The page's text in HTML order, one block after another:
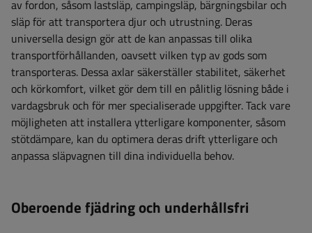
av fordon, såsom lastsläp, campingsläp, bärgningsbilar och
släp för att transportera djur och utrustning. Deras
universella design gör att de kan anpassas till olika
transportförhållanden, oavsett vilken typ av gods som
transporteras. Dessa axlar säkerställer stabilitet, säkerhet
och körkomfort, vilket gör dem till en pålitlig lösning både i
vardagsbruk och för mer specialiserade uppgifter. Tack vare
möjligheten att installera ytterligare komponenter, såsom
stötdämpare, kan du optimera deras drift ytterligare och
anpassa släpvagnen till dina individuella behov.
Oberoende fjädring och underhållsfri